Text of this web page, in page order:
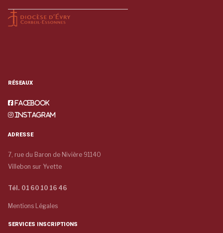
RÉSEAUX
Facebook
Instagram
ADRESSE
7, rue du Baron de Nivière 91140
Villebon sur Yvette
Tél. 01 60 10 16 46
Mentions Légales
SERVICES INSCRIPTIONS